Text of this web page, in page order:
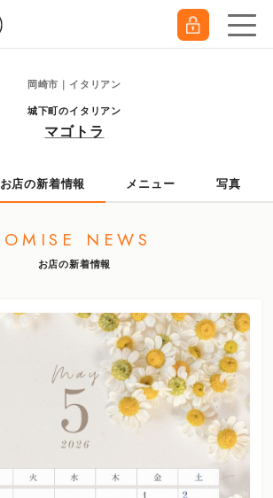
岡崎市｜イタリアン
城下町のイタリアン
マゴトラ
お店の新着情報 メニュー 写真
OMISE NEWS
お店の新着情報